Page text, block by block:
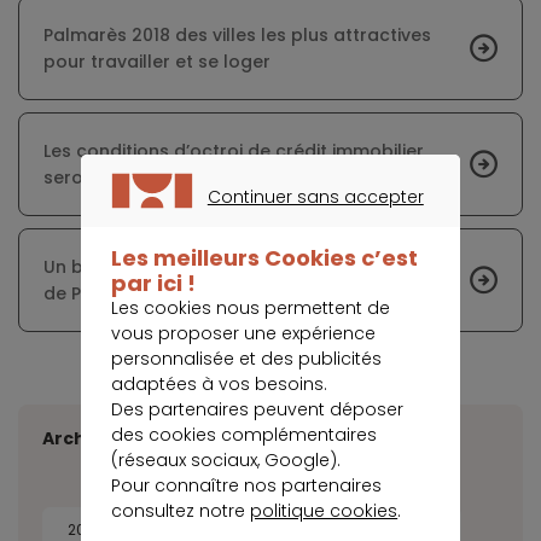
Palmarès 2018 des villes les plus attractives
pour travailler et se loger
Les conditions d’octroi de crédit immobilier
seront resserrées dans plusieurs banques
Un budget 2019 fortement critiqué pour la ville
de Paris
Archives
2026
Continuer sans accepter
Les meilleurs Cookies c’est
par ici !
Les cookies nous permettent de
vous proposer une expérience
personnalisée et des publicités
adaptées à vos besoins.
Des partenaires peuvent déposer
des cookies complémentaires
(réseaux sociaux, Google).
Pour connaître nos partenaires
consultez notre politique cookies.